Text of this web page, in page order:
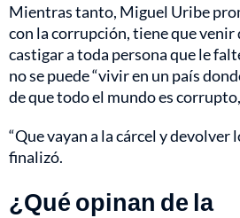
Mientras tanto, Miguel Uribe
con la corrupción, tiene que venir
castigar a toda persona que le
no se puede “vivir en un país
de que todo el mundo es corrupto,
“Que vayan a la cárcel y devolver
finalizó.
¿Qué opinan de la